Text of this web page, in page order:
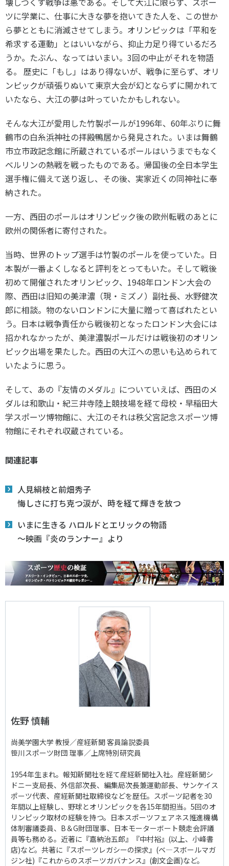
ツに学業に、仕事に大きな夢を抱いてきた人を、この世か
ら夢とともに消滅させてしまう。オリンピックは「平和を
希求する運動」とはいいながら、抑止力足り得ているだろ
うか。たぶん、なってはいまい。3回の中止がそれを物語
る。 歴史に「もし」はあり得ないが、戦争に至らず、オリ
ンピックが頑張りぬいて東京大会が幻とならずに開かれて
いたなら、大江の夢は叶っていたかもしれない。
そんな大江が愛用した竹製ポールが1996年、60年ぶりに舞
鶴市の白糸浜神社の拝殿鴨居から発見された。いまは舞鶴
市立市政記念館に所蔵されているポールはいうまでもなく
ベルリンの熱戦を戦ったものである。帰国後の全日本学生
選手権に備えて送り返し、その後、実家近くの同神社に奉
納された。
一方、西田のポールはオリンピック後の欧州転戦のあとに
欧州の関係者に寄付された。
当時、世界のトップ選手は竹製のポールを使っていた。日
本製が一番よくしなると評判をとってもいた。そして戦後
初めて開催されたオリンピック、1948年ロンドン大会の
際、西田は旧知の美津濃（現・ミズノ）副社長、水野健次
郎に相談。物のないロンドンに大量に贈って喜ばれたとい
う。日本は戦争責任から戦後初となったロンドン大会には
招かれなかったが、美津濃製ポールだけは戦後初のオリン
ピック出場を果たした。西田の大江への思いも込められて
いたように思う。
そして、あの『友情のメダル』についていえば、西田のメ
ダルは和歌山・紀三井寺陸上競技場を経て母校・早稲田大
学スポーツ博物館に、大江のそれは秩父宮記念スポーツ博
物館にそれぞれ収蔵されている。
関連記事
人見絹枝と前畑秀子
悔しさに打ち克つ涙が、時を経て輝きを放つ
いまに生きる ハロルドとエリックの物語
～映画『炎のランナー』より
佐野 慎輔
尚美学園大学 教授／産経新聞 客員論説委員
笹川スポーツ財団 理事／上席特別研究員
1954年生まれ。報知新聞社を経て産経新聞社入社。産経新聞シ
ドニー支局長、外信部次長、編集局次長兼運動部長、サンケイス
ポーツ代表、産経新聞社取締役などを歴任。スポーツ記者を30
年間以上経験し、野球とオリンピックを各15年間担当。5回のオ
リンピック取材の経験を持つ。日本スポーツフェアネス推進機構
体制審議委員、B＆G財団理事、日本モーターボート競走会評議
員等も務める。近著に『嘉納治五郎』『中村裕』(以上、小峰書
店)など。共著に『スポーツレガシーの探求』(ベ―スボールマガ
ジン社)『これからのスポーツガバナンス』(創文企画)など。